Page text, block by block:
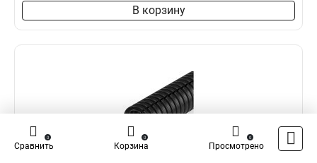
В корзину
Сравнить
0
Корзина
0
Просмотрено
0